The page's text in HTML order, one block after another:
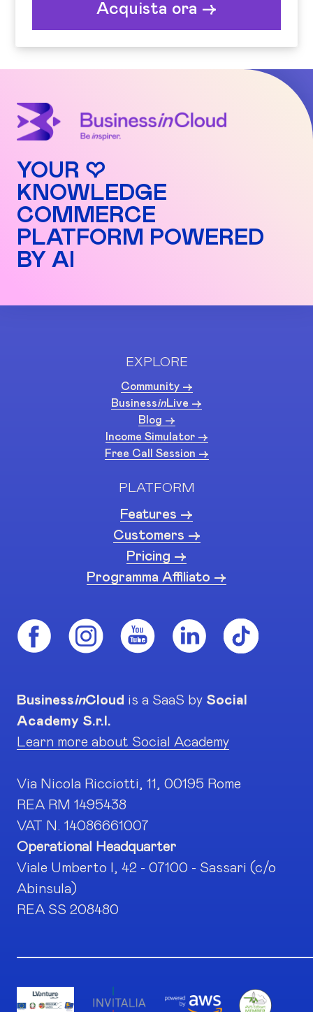
Acquista ora ->
YOUR ♡
KNOWLEDGE
COMMERCE
PLATFORM POWERED
BY AI
EXPLORE
Community ->
BusinessinLive ->
Blog ->
Income Simulator ->
Free Call Session ->
PLATFORM
Features ->
Customers ->
Pricing ->
Programma Affiliato ->
BusinessinCloud is a SaaS by Social
Academy S.r.l.
Learn more about Social Academy
Via Nicola Ricciotti, 11, 00195 Rome
REA RM 1495438
VAT N. 14086661007
Operational Headquarter
Viale Umberto I, 42 - 07100 - Sassari (c/o
Abinsula)
REA SS 208480